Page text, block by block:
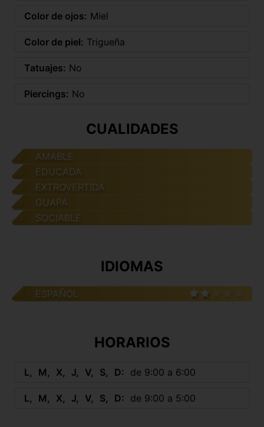
Color de ojos: Miel
Color de piel: Trigueña
Tatuajes: No
Piercings: No
CUALIDADES
AMABLE
EDUCADA
EXTROVERTIDA
GUAPA
SOCIABLE
IDIOMAS
ESPAÑOL
HORARIOS
L M X J V S D de 9:00 a 6:00
L M X J V S D de 9:00 a 5:00